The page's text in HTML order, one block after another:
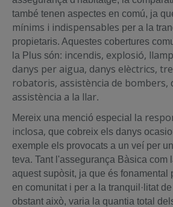
també tenen aspectes en comú, ja
mínims i indispensables per a la
propietaris. Aquestes cobertures
la Plus són: incendis, explosió,
danys per aigua, danys elèctrics,
robatoris, assistència de bombers,
assistència a la llar.
Mereix una menció especial la
inclosa, que cobreix els danys
exemple els provocats a un veí per
teva. Tant l'assegurança Bàsica com
aquest supòsit, ja que és fonamental
en comunitat i per a la tranquil·litat
obstant això, varia la quantia total